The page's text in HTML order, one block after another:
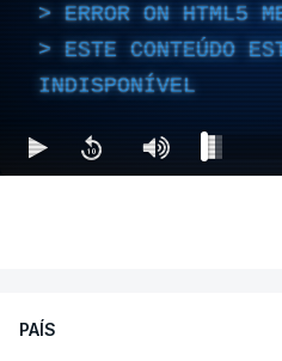
ERROR ON HTML5
ESTE CONTEÚDO
INDISPONÍVEL
PAÍS